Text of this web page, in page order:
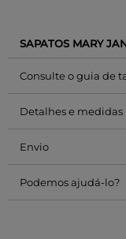
SAPATOS MARY
Consulte o guia de
Detalhes e medidas
Envio
Podemos ajudá-lo?